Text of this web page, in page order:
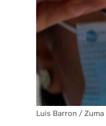
Luis Barron / Zuma